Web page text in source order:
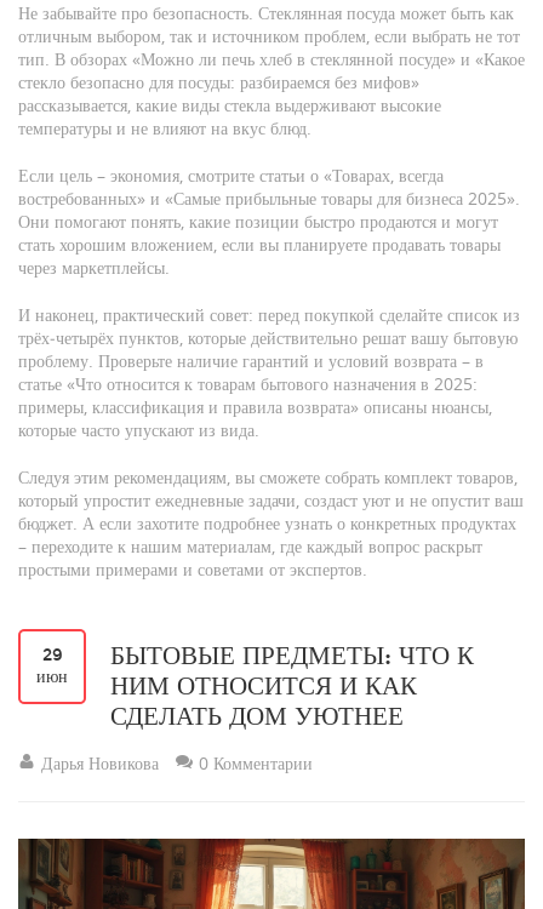
Не забывайте про безопасность. Стеклянная посуда может быть как
отличным выбором, так и источником проблем, если выбрать не тот
тип. В обзорах «Можно ли печь хлеб в стеклянной посуде» и «Какое
стекло безопасно для посуды: разбираемся без мифов»
рассказывается, какие виды стекла выдерживают высокие
температуры и не влияют на вкус блюд.
Если цель – экономия, смотрите статьи о «Товарах, всегда
востребованных» и «Самые прибыльные товары для бизнеса 2025».
Они помогают понять, какие позиции быстро продаются и могут
стать хорошим вложением, если вы планируете продавать товары
через маркетплейсы.
И наконец, практический совет: перед покупкой сделайте список из
трёх‑четырёх пунктов, которые действительно решат вашу бытовую
проблему. Проверьте наличие гарантий и условий возврата – в
статье «Что относится к товарам бытового назначения в 2025:
примеры, классификация и правила возврата» описаны нюансы,
которые часто упускают из вида.
Следуя этим рекомендациям, вы сможете собрать комплект товаров,
который упростит ежедневные задачи, создаст уют и не опустит ваш
бюджет. А если захотите подробнее узнать о конкретных продуктах
– переходите к нашим материалам, где каждый вопрос раскрыт
простыми примерами и советами от экспертов.
29
июн
БЫТОВЫЕ ПРЕДМЕТЫ: ЧТО К
НИМ ОТНОСИТСЯ И КАК
СДЕЛАТЬ ДОМ УЮТНЕЕ
Дарья Новикова 0 Комментарии